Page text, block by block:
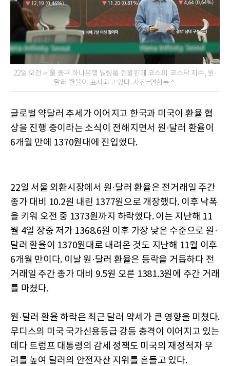
22일 오전 서울 중구 하나은행 딜링룸 현황판에 코스피·코스닥 지수, 원·
달러 환율이 표시되고 있다. 사진=연합뉴스
글로벌 약달러 추세가 이어지고 한국과 미국이 환율 협
상을 진행 중이라는 소식이 전해지면서 원·달러 환율이
6개월 만에 1370원대에 진입했다.
22일 서울 외환시장에서 원·달러 환율은 전거래일 주간
종가 대비 10.2원 내린 1377원으로 개장했다. 이후 낙폭
을 키워 오전 중 1373원까지 하락했다. 이는 지난해 11
월 4일 장중 저가 1368.6원 이후 가장 낮은 수준으로 원·
달러 환율이 1370원대로 내려온 것도 지난해 11월 이후
6개월 만이다. 이날 원·달러 환율은 등락을 거듭하다 전
거래일 주간 종가 대비 9.5원 오른 1381.3원에 주간 거래
를 마쳤다.
원·달러 환율 하락은 최근 달러 약세가 큰 영향을 미쳤다.
무디스의 미국 국가신용등급 강등 충격이 이어지고 있는
데다 트럼프 대통령의 감세 정책도 미국의 재정적자 우
려를 높여 달러의 안전자산 지위를 흔들고 있다.